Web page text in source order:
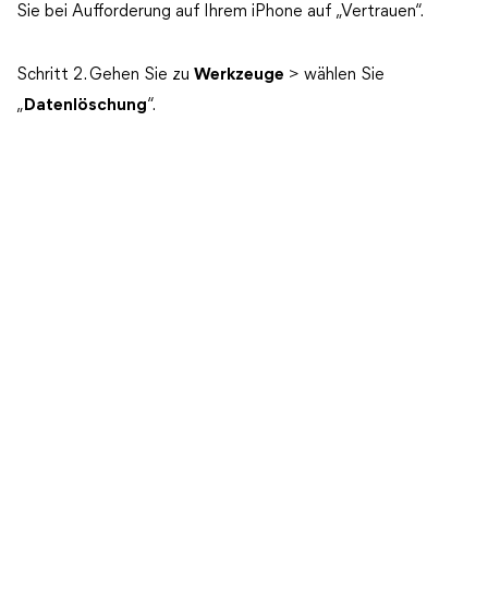
Sie bei Aufforderung auf Ihrem iPhone auf „Vertrauen“.
Schritt 2. Gehen Sie zu Werkzeuge > wählen Sie
„ Datenlöschung“.